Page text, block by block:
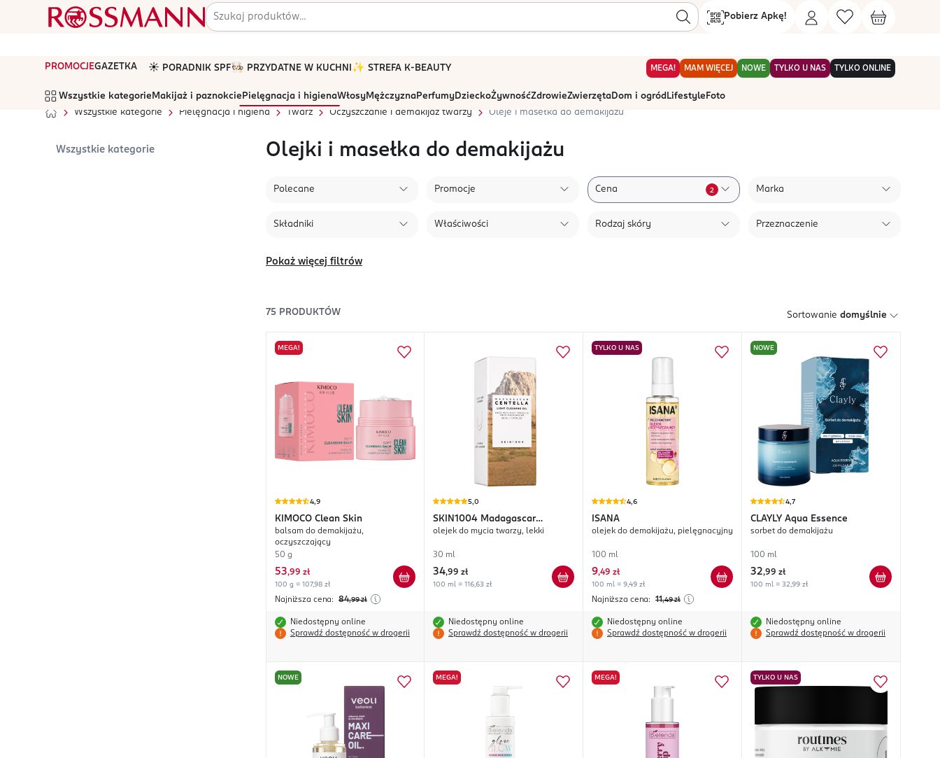
Pobierz Apkę!
PROMOCJEGAZETKA ☀️ PORADNIK SPF🧑🏻‍🍳 PRZYDATNE W KUCHNI ✨ STREFA K-BEAUTY MEGA! MAM WIĘCEJ NOWE TYLKO U NAS TYLKO ONLINE
Wszystkie kategorie Makijaż i paznokcie Pielęgnacja i higienaWłosyMężczyznaPerfumyDzieckoŻywnośćZdrowieZwierzętaDom i ogród Lifestyle Foto
Wszystkie kategorie
Pielęgnacja i higiena Twarz Oczyszczanie i demakijaż twarzy Oleje i masełka do demakijażu
Wszystkie kategorie Olejki i masełka do demakijażu
Polecane Promocje Cena 2 Marka
Składniki Właściwości Rodzaj skóry Przeznaczenie
Pokaż więcej filtrów
75 PRODUKTÓW Sortowanie domyślnie
MEGA!
4,9
KIMOCO Clean Skin
balsam do demakijażu,
oczyszczający
50 g
53,99 zł
100 g = 107,98 zł
Najniższa cena: 84,99 zł
Niedostępny online
Sprawdź dostępność w drogerii
5,0
SKIN1004 Madagascar
Centella
olejek do mycia twarzy, lekki
30 ml
34,99 zł
100 ml = 116,63 zł
Niedostępny online
Sprawdź dostępność w drogerii
TYLKO U NAS
4,6
ISANA
olejek do demakijażu, pielęgnacyjny
100 ml
9,49 zł
100 ml = 9,49 zł
Najniższa cena: 11,49 zł
Niedostępny online
Sprawdź dostępność w drogerii
NOWE
4,7
CLAYLY Aqua Essence
sorbet do demakijażu
100 ml
32,99 zł
100 ml = 32,99 zł
Niedostępny online
Sprawdź dostępność w drogerii
NOWE MEGA! MEGA! TYLKO U NAS